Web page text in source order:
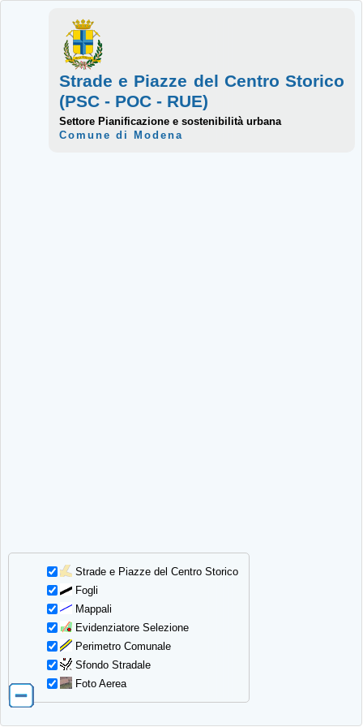
Strade e Piazze del Centro Storico
Fogli
Mappali
Evidenziatore Selezione
Perimetro Comunale
Sfondo Stradale
Foto Aerea
Strade e Piazze del Centro Storico
(PSC - POC - RUE)
Settore Pianificazione e sostenibilità urbana
Comune di Modena